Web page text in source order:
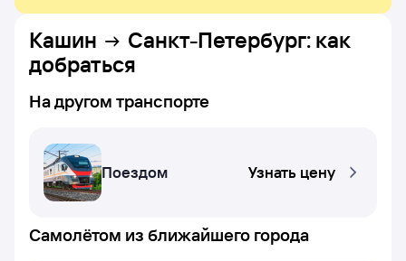
Кашин Санкт-Петербург: как
добраться
На другом транспорте
Поездом Узнать цену
Самолётом из ближайшего города